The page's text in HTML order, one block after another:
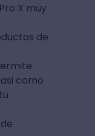
X muy
de
como